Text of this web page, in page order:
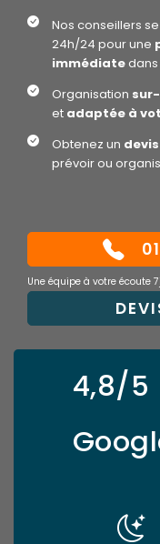
Nos conseillers
24h/24 pour une
immédiatedans
Organisation
et adaptée à
Obtenez un
prévoir ou
Une équipe à votre écoute
4,8/5